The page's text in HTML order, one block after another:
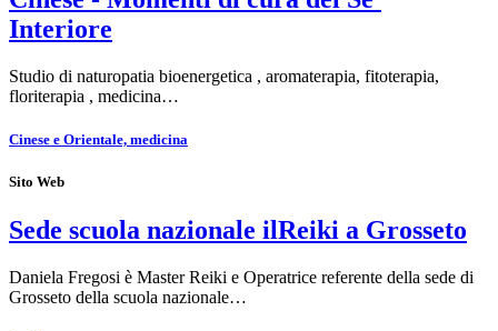
Interiore
Studio di naturopatia bioenergetica , aromaterapia, fitoterapia,
floriterapia , medicina…
Cinese e Orientale, medicina
Sito Web
Sede scuola nazionale ilReiki a Grosseto
Daniela Fregosi è Master Reiki e Operatrice referente della sede di
Grosseto della scuola nazionale…